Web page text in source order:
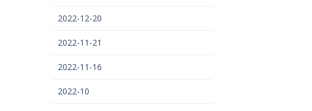
2022-12-20
2022-11-21
2022-11-16
2022-10